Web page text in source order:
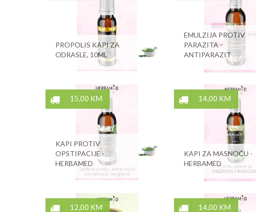
PROPOLIS KAPI ZA
ODRASLE, 10ML
EMULZIJA PROTIV
PARAZITA -
ANTIPARAZIT
15,00 KM
KAPI PROTIV
OPSTIPACIJE -
HERBAMED
14,00 KM
KAPI ZA MASNOĆU -
HERBAMED
12,00 KM 14,00 KM